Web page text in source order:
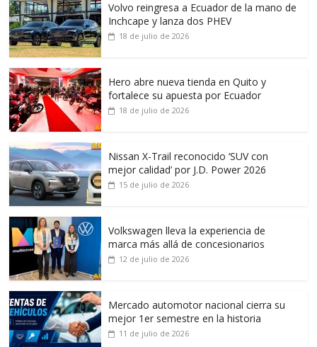
Volvo reingresa a Ecuador de la mano de
Inchcape y lanza dos PHEV
18 de julio de 2026
Hero abre nueva tienda en Quito y
fortalece su apuesta por Ecuador
18 de julio de 2026
Nissan X-Trail reconocido ‘SUV con
mejor calidad’ por J.D. Power 2026
15 de julio de 2026
Volkswagen lleva la experiencia de
marca más allá de concesionarios
12 de julio de 2026
Mercado automotor nacional cierra su
mejor 1er semestre en la historia
11 de julio de 2026